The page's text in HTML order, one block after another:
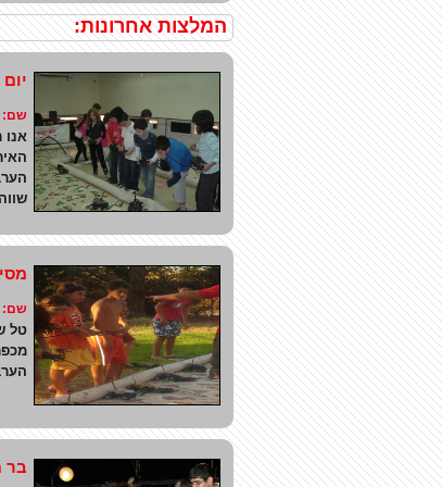
המלצות אחרונות:
יום
שם:
אנו
שם:
טל
בר